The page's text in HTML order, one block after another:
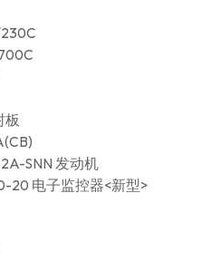
板
SNN 发动机
20 电子监控器<新型>